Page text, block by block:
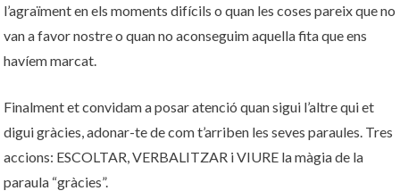
l’agraïment en els moments difícils o quan les coses pareix que no
van a favor nostre o quan no aconseguim aquella fita que ens
havíem marcat.
Finalment et convidam a posar atenció quan sigui l’altre qui et
digui gràcies, adonar-te de com t’arriben les seves paraules. Tres
accions: ESCOLTAR, VERBALITZAR i VIURE la màgia de la
paraula “gràcies”.